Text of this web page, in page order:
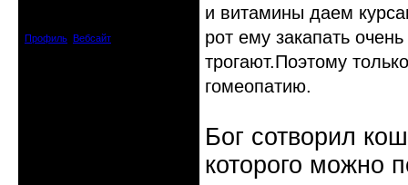
Профиль Вебсайт
и витамины даем
рот ему закапать
трогают.Поэтому
гомеопатию.
Бог сотворил
которого можно